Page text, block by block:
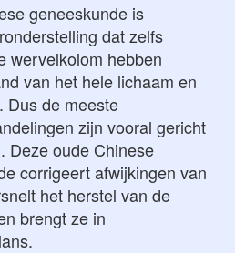
geneeskunde is
dat zelfs
wervelkolom hebben
van het hele lichaam en
Dus de meeste
zijn vooral gericht
Deze oude Chinese
corrigeert afwijkingen van
het herstel van de
brengt ze in